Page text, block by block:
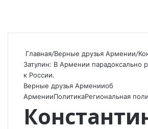
Главная/Верные друзья Армении/
Затулин: В Армении парадоксально
к России.
Верные друзья Арменииоб
АрменииПолитикаРегиональная